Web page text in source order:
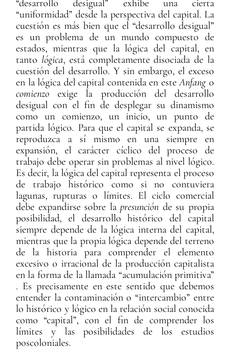
“desarrollo desigual” exhibe una cierta
“uniformidad” desde la perspectiva del capital. La
cuestión es más bien que el “desarrollo desigual”
es un problema de un mundo compuesto de
estados, mientras que la lógica del capital, en
tanto lógica, está completamente disociada de la
cuestión del desarrollo. Y sin embargo, el exceso
en la lógica del capital contenida en esteAnfang o
comienzoexige la producción del desarrollo
desigual con el fin de desplegar su dinamismo
como un comienzo, un inicio, un punto de
partida lógico. Para que el capital se expanda, se
reproduzca a sí mismo en una siempre en
expansión, el carácter cíclico del proceso de
trabajo debe operar sin problemas al nivel lógico.
Es decir, la lógica del capital representa el proceso
de trabajo histórico como si no contuviera
lagunas, rupturas o límites. El ciclo comercial
debe expandirse sobre lapresunción de su propia
posibilidad, el desarrollo histórico del capital
siempre depende de la lógica interna del capital,
mientras que la propia lógica depende del terreno
de la historia para comprender el elemento
excesivo o irracional de la producción capitalista
en la forma de la llamada “acumulación primitiva”
. Es precisamente en este sentido que debemos
entender la contaminación o “intercambio” entre
lo histórico y lógico en la relación social conocida
como “capital”, con el fin de comprender los
límites y las posibilidades de los estudios
poscoloniales.